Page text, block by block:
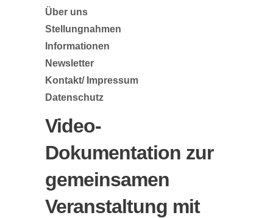
Über uns
Stellungnahmen
Informationen
Newsletter
Kontakt/ Impressum
Datenschutz
Video-
Dokumentation zur
gemeinsamen
Veranstaltung mit